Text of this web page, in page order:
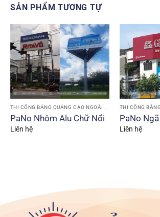
SẢN PHẨM TƯƠNG TỰ
PaNo Nhôm Alu Chữ Nổi
Liên hệ
PaNo
Liên hệ